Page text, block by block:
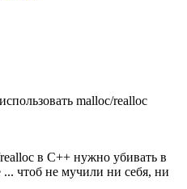
malloc/realloc
в C++ нужно убивать в
... чтоб не мучили ни себя, ни